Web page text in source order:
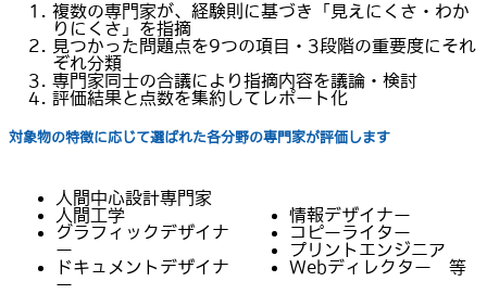
複数の専門家が、経験則に基づき「見えにくさ・わか
りにくさ」を指摘
見つかった問題点を9つの項目・3段階の重要度にそれ
ぞれ分類
専門家同士の合議により指摘内容を議論・検討
評価結果と点数を集約してレポート化
対象物の特徴に応じて選ばれた各分野の専門家が評価します
人間中心設計専門家
人間工学
グラフィックデザイナ
ー
ドキュメントデザイナ
ー
情報デザイナー
コピーライター
プリントエンジニア
Webディレクター 等